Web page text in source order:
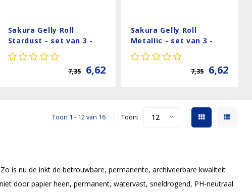
Sakura Gelly Roll
Stardust - set van 3 -
Forest
7,35 6,62
Sakura Gelly Roll
Metallic - set van 3 -
Sweets
7,35 6,62
Toon 1 - 12 van 16 Toon: 12
is nu de inkt de betrouwbare, permanente, archiveerbare kwaliteit
door papier heen, permanent, watervast, sneldrogend, PH-neutraal